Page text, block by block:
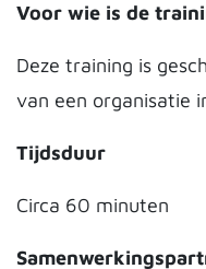
Voor wie is de
Deze training is
van een organisatie
Tijdsduur
Circa 60 minuten